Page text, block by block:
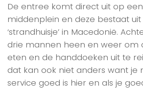
De entree komt direct uit op
middenplein en deze bestaat
‘strandhuisje’ in Macedonië.
drie mannen heen en weer om
eten en de handdoeken uit te
dat kan ook niet anders want je
service goed is hier en als je